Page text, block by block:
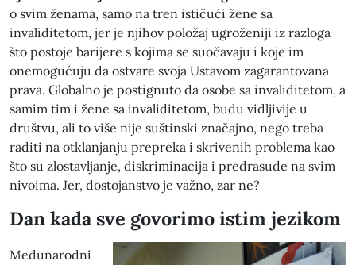
o svim ženama, samo na tren ističući žene sa
invaliditetom, jer je njihov položaj ugroženiji iz razloga
što postoje barijere s kojima se suočavaju i koje im
onemogućuju da ostvare svoja Ustavom zagarantovana
prava. Globalno je postignuto da osobe sa invaliditetom, a
samim tim i žene sa invaliditetom, budu vidljivije u
društvu, ali to više nije suštinski značajno, nego treba
raditi na otklanjanju prepreka i skrivenih problema kao
što su zlostavljanje, diskriminacija i predrasude na svim
nivoima. Jer, dostojanstvo je važno, zar ne?
Dan kada sve govorimo istim jezikom
Međunarodni